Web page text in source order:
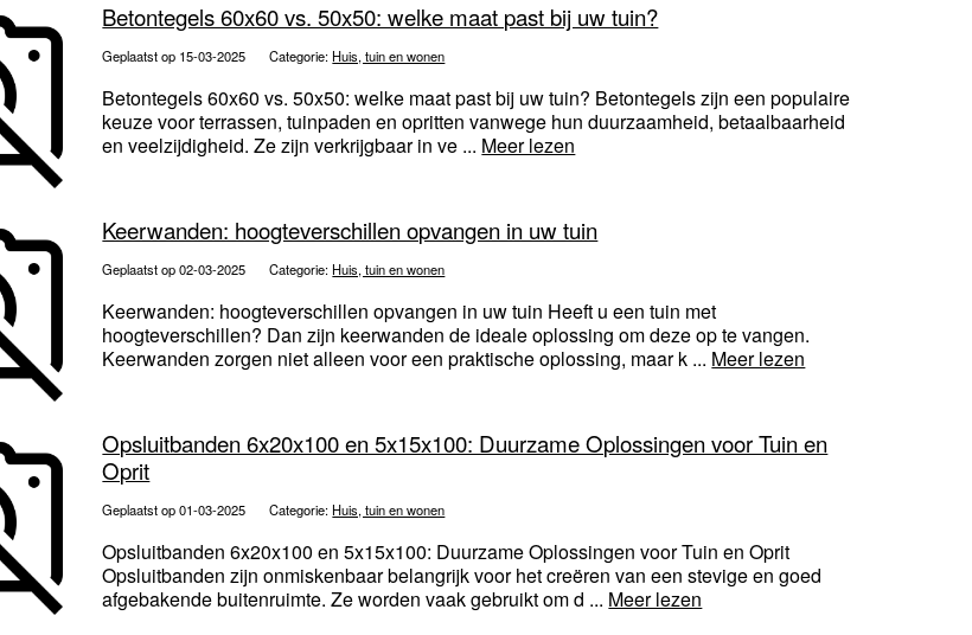
Betontegels 60x60 vs. 50x50: welke maat past bij uw tuin?
Geplaatst op 15-03-2025 Categorie: Huis, tuin en wonen
Betontegels 60x60 vs. 50x50: welke maat past bij uw tuin? Betontegels zijn een populaire
keuze voor terrassen, tuinpaden en opritten vanwege hun duurzaamheid, betaalbaarheid
en veelzijdigheid. Ze zijn verkrijgbaar in ve ... Meer lezen
Keerwanden: hoogteverschillen opvangen in uw tuin
Geplaatst op 02-03-2025 Categorie: Huis, tuin en wonen
Keerwanden: hoogteverschillen opvangen in uw tuin Heeft u een tuin met
hoogteverschillen? Dan zijn keerwanden de ideale oplossing om deze op te vangen.
Keerwanden zorgen niet alleen voor een praktische oplossing, maar k ... Meer lezen
Opsluitbanden 6x20x100 en 5x15x100: Duurzame Oplossingen voor Tuin en
Oprit
Geplaatst op 01-03-2025 Categorie: Huis, tuin en wonen
Opsluitbanden 6x20x100 en 5x15x100: Duurzame Oplossingen voor Tuin en Oprit
Opsluitbanden zijn onmiskenbaar belangrijk voor het creëren van een stevige en goed
afgebakende buitenruimte. Ze worden vaak gebruikt om d ... Meer lezen